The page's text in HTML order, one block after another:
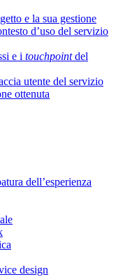
e la sua gestione
d’uso del servizio
e i touchpointdel
utente del servizio
ottenuta
dell’esperienza
design